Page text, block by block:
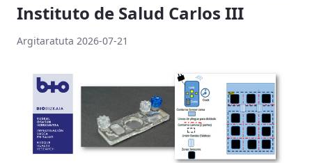
Instituto de Salud Carlos III
Argitaratuta 2026-07-21